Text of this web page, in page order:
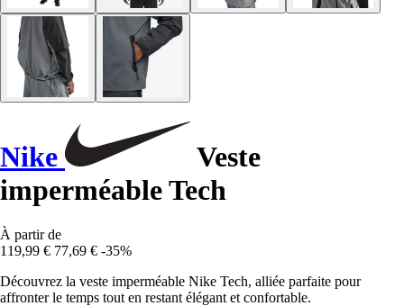
Nike
Veste
imperméable Tech
À partir de
119,99 € 77,69 € -35%
Découvrez la veste imperméable Nike Tech, alliée parfaite pour
affronter le temps tout en restant élégant et confortable.